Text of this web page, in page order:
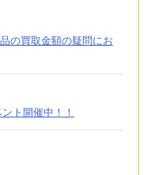
の買取金額の疑問にお
ト開催中！！